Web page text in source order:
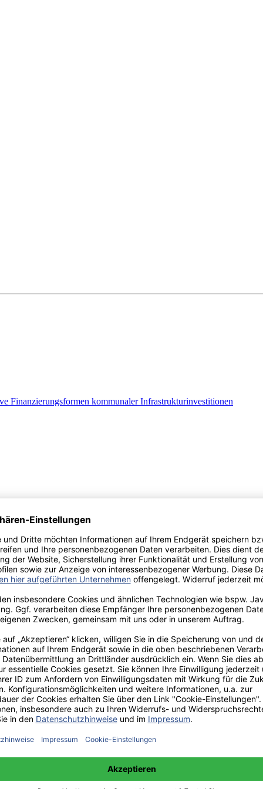
Finanzierungsformen kommunaler Infrastrukturinvestitionen
- bis zu 40%.
Fachbuch in unserem renommierten Buchverlag.
machen Sie sich bekannt.
+49(0)176-85996762 erreichbar.